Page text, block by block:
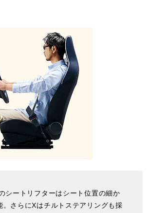
シートリフターはシート位置の細か
。さらにXはチルトステアリングも採